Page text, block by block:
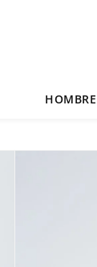
HOMBRE